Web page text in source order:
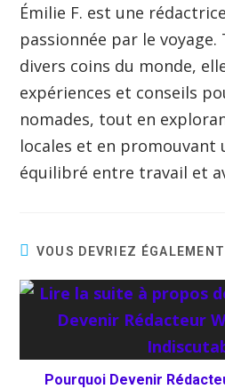
Émilie F. est une
passionnée par le
divers coins du monde,
expériences et conseils
nomades, tout en
locales et en promouvant
équilibré entre travail et
VOUS DEVRIEZ
Pourquoi Devenir